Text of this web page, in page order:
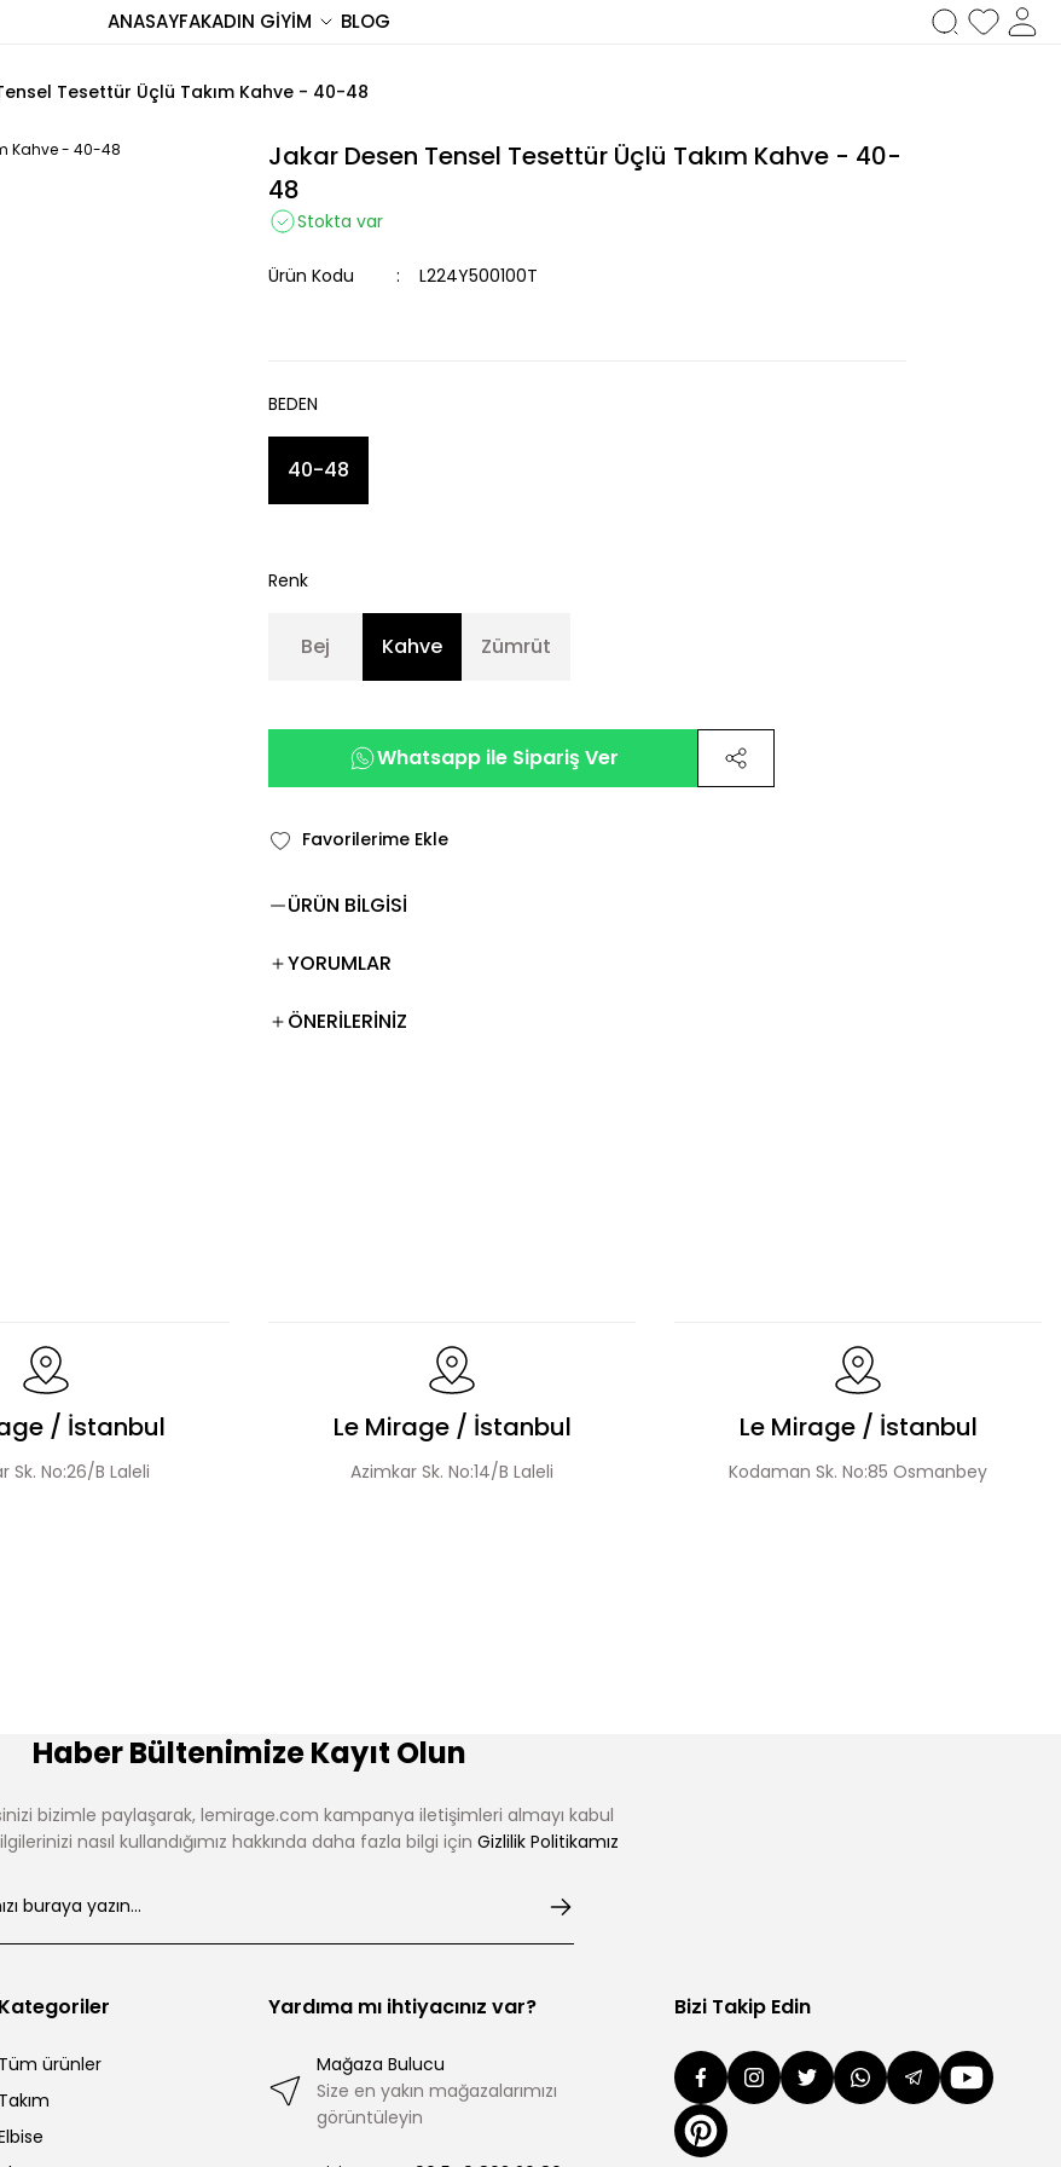
ANASAYFAKADIN GİYİM BLOG
Tesettür Üçlü Takım Kahve - 40-48
Jakar Desen Tensel Tesettür Üçlü Takım Kahve - 40-
48
Stokta var
Ürün Kodu L224Y500100T
BEDEN
40-48
Renk
Bej Kahve Zümrüt
Whatsapp ile Sipariş Ver
ÜRÜN BİLGİSİ
YORUMLAR
ÖNERİLERİNİZ
Leopar Desen Dantel Detaylı Bluz Ve Etek Takım Payet Detaylı Fermuarlı Ceket Etek Takım
/ İstanbul
Sk. No:26/B Laleli
Le Mirage / İstanbul
Azimkar Sk. No:14/B Laleli
Le Mirage / İstanbul
Kodaman Sk. No:85 Osmanbey
Haber Bültenimize Kayıt Olun
bizimle paylaşarak, lemirage.com kampanya iletişimleri almayı kabul
nasıl kullandığımız hakkında daha fazla bilgi için Gizlilik Politikamız
Kategoriler
Tüm ürünler
Takım
Yardıma mı ihtiyacınız var?
Mağaza Bulucu
Size en yakın mağazalarımızı
görüntüleyin
Bizi Takip Edin